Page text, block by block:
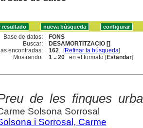
Base de datos:
FONS
Buscar:
DESAMORTITZACIO []
encontradas:
162 [Refinar la búsqueda]
Mostrando:
1 .. 20 en el formato [Estandar]
de les finques
Solsona Sorrosal
i Sorrosal, Carme